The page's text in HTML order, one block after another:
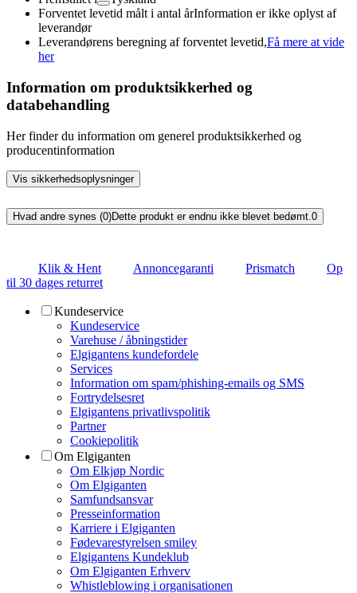
Forventet levetid målt i antal årInformation er ikke oplyst af
leverandør
Leverandørens beregning af forventet levetid,Få mere at vide
her
Information om produktsikkerhed og
databehandling
Her finder du information om generel produktsikkerhed og
producentinformation
Vis sikkerhedsoplysninger
Hvad andre synes (0)Dette produkt er endnu ikke blevet bedømt. 0
Klik & Hent Annoncegaranti Prismatch
Op
til 30 dages returret
Kundeservice
Kundeservice
Varehuse / åbningstider
Elgigantens kundefordele
Services
Information om spam/phishing-emails og SMS
Fortrydelsesret
Elgigantens privatlivspolitik
Partner
Cookiepolitik
Om Elgiganten
Om Elkjøp Nordic
Om Elgiganten
Samfundsansvar
Presseinformation
Karriere i Elgiganten
Fødevarestyrelsen smiley
Elgigantens Kundeklub
Om Elgiganten Erhverv
Whistleblowing i organisationen